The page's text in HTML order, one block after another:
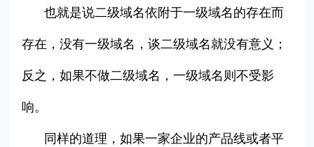
也就是说二级域名依附于一级域名的存在而
存在，没有一级域名，谈二级域名就没有意义；
反之，如果不做二级域名，一级域名则不受影
响。
同样的道理，如果一家企业的产品线或者平